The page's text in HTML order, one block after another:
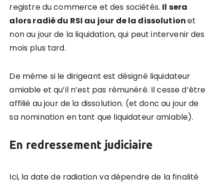
registre du commerce et des sociétés. Il sera
alors radié du RSI au jour de la dissolutionet
non au jour de la liquidation, qui peut intervenir des
mois plus tard.
De même si le dirigeant est désigné liquidateur
amiable et qu’il n’est pas rémunéré. Il cesse d’être
affilié au jour de la dissolution. (et donc au jour de
sa nomination en tant que liquidateur amiable).
En redressement judiciaire
Ici, la date de radiation va dépendre de la finalité